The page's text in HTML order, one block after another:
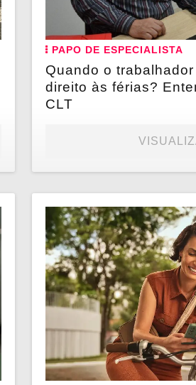
PAPO DE ESPECIALISTA
Quando o
direito às férias?
CLT